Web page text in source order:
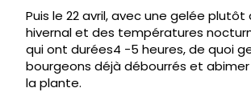
Puis le 22 avril, avec une gelée
hivernal et des températures
qui ont durées4 -5 heures, de quoi
bourgeons déjà débourrés et
la plante.